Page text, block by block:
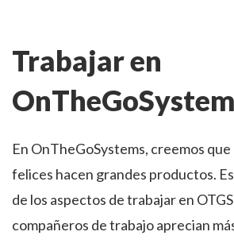
Trabajar en
En OnTheGoSystems, creemos que
felices hacen grandes productos.
de los aspectos de trabajar en
compañeros de trabajo aprecian